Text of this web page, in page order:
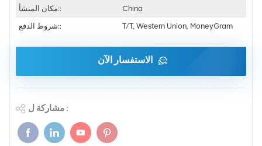
مكان المنشأ::
China
شروط الدفع::
T/T, Western Union, MoneyGram
الاستفسار الآن
مشاركة ل :